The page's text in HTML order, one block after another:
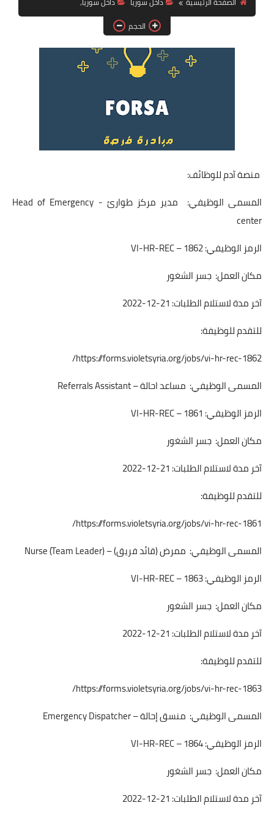
فرص عمل في العراق
فرص عمل في اليمن
فرص عمل في السودان
الحجم
منصة آدم للوظائف:
المسمى الوظيفي: مدير مركز طوارئ - Head of Emergency
center
الرمز الوظيفي: VI-HR-REC – 1862
مكان العمل: جسر الشغور
آخر مدة لاستلام الطلبات: 21-12-2022
للتقدم للوظيفة:
https://forms.violetsyria.org/jobs/vi-hr-rec-1862/
المسمى الوظيفي: مساعد احالة – Referrals Assistant
الرمز الوظيفي: VI-HR-REC – 1861
مكان العمل: جسر الشغور
آخر مدة لاستلام الطلبات: 21-12-2022
للتقدم للوظيفة:
https://forms.violetsyria.org/jobs/vi-hr-rec-1861/
المسمى الوظيفي: ممرض (قائد فريق) – Nurse (Team Leader)
الرمز الوظيفي: VI-HR-REC – 1863
مكان العمل: جسر الشغور
آخر مدة لاستلام الطلبات: 21-12-2022
للتقدم للوظيفة:
https://forms.violetsyria.org/jobs/vi-hr-rec-1863/
المسمى الوظيفي: منسق إحالة – Emergency Dispatcher
الرمز الوظيفي: VI-HR-REC – 1864
مكان العمل: جسر الشغور
آخر مدة لاستلام الطلبات: 21-12-2022